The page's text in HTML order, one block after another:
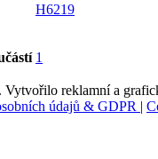
H6219
1
reklamní a
údajů & GDPR |